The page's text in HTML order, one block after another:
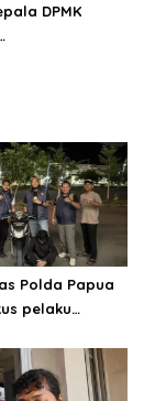
DPMK
Polda Papua
pelaku